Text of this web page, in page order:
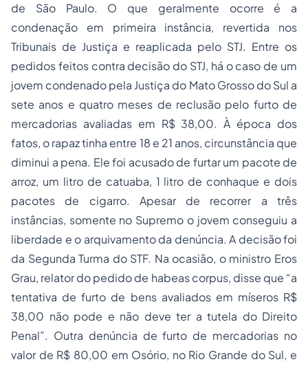
de São Paulo. O que geralmente ocorre é a
condenação em primeira instância, revertida nos
Tribunais de Justiça e reaplicada pelo STJ. Entre os
pedidos feitos contra decisão do STJ, há o caso de um
jovem condenado pela Justiça do Mato Grosso do Sul a
sete anos e quatro meses de reclusão pelo furto de
mercadorias avaliadas em R$ 38,00. À época dos
fatos, o rapaz tinha entre 18 e 21 anos, circunstância que
diminui a pena. Ele foi acusado de furtar um pacote de
arroz, um litro de catuaba, 1 litro de conhaque e dois
pacotes de cigarro. Apesar de recorrer a três
instâncias, somente no Supremo o jovem conseguiu a
liberdade e o arquivamento da denúncia. A decisão foi
da Segunda Turma do STF. Na ocasião, o ministro Eros
Grau, relator do pedido de habeas corpus, disse que “a
tentativa de furto de bens avaliados em míseros R$
38,00 não pode e não deve ter a tutela do Direito
Penal”. Outra denúncia de furto de mercadorias no
valor de R$ 80,00 em Osório, no Rio Grande do Sul, e